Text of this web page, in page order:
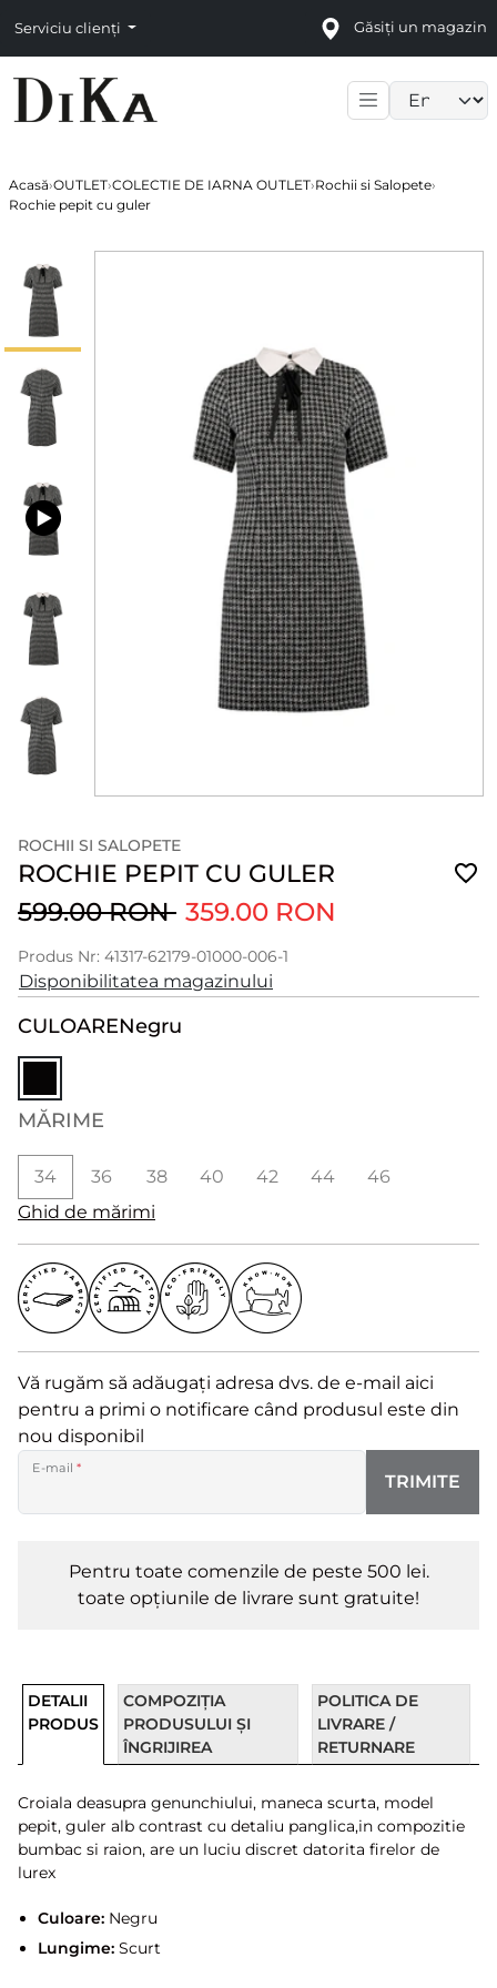
Serviciu clienți Găsiți un magazin
Acasă›OUTLET›COLECTIE DE IARNA OUTLET›Rochii si Salopete›
Rochie pepit cu guler
ROCHII SI SALOPETE
ROCHIE PEPIT CU GULER
599.00 RON 359.00 RON
Produs Nr: 41317-62179-01000-006-1
Disponibilitatea magazinului
CULOARENegru
MĂRIME
34 36 38 40 42 44
46
Ghid de mărimi
Vă rugăm să adăugați adresa dvs. de e-mail aici
pentru a primi o notificare când produsul este din
nou disponibil
E-mail*
TRIMITE
Pentru toate comenzile de peste 500 lei.
toate opțiunile de livrare sunt gratuite!
DETALII
PRODUS
COMPOZIȚIA
PRODUSULUI ȘI
ÎNGRIJIREA
POLITICA DE
LIVRARE /
RETURNARE
Croiala deasupra genunchiului, maneca scurta, model
pepit, guler alb contrast cu detaliu panglica,in compozitie
bumbac si raion, are un luciu discret datorita firelor de
lurex
Culoare:Negru
Lungime:Scurt